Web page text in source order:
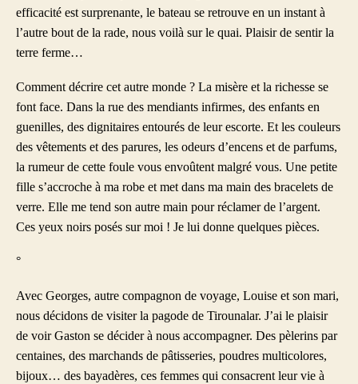
efficacité est surprenante, le bateau se retrouve en un instant à
l’autre bout de la rade, nous voilà sur le quai. Plaisir de sentir la
terre ferme…
Comment décrire cet autre monde ? La misère et la richesse se
font face. Dans la rue des mendiants infirmes, des enfants en
guenilles, des dignitaires entourés de leur escorte. Et les couleurs
des vêtements et des parures, les odeurs d’encens et de parfums,
la rumeur de cette foule vous envoûtent malgré vous. Une petite
fille s’accroche à ma robe et met dans ma main des bracelets de
verre. Elle me tend son autre main pour réclamer de l’argent.
Ces yeux noirs posés sur moi ! Je lui donne quelques pièces.
°
Avec Georges, autre compagnon de voyage, Louise et son mari,
nous décidons de visiter la pagode de Tirounalar. J’ai le plaisir
de voir Gaston se décider à nous accompagner. Des pèlerins par
centaines, des marchands de pâtisseries, poudres multicolores,
bijoux… des bayadères, ces femmes qui consacrent leur vie à